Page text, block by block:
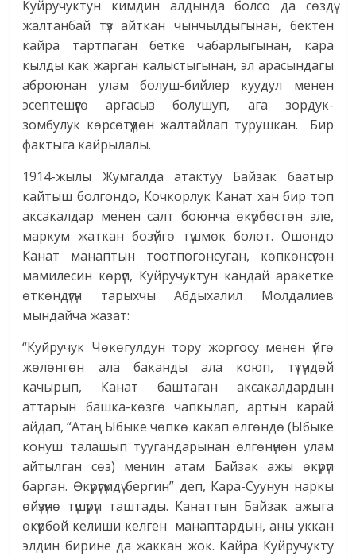
Куйручуктун кимдин алдында болсо да сөздү
жалтанбай түз айткан чынчылдыгынан, бектен
кайра тартпаган бетке чабарлыгынан, кара
кылды как жарган калыстыгынан, эл арасындагы
аброюнан улам болуш-бийлер куудул менен
эсептешүүгө аргасыз болушуп, ага зордук-
зомбулук көрсөтүүдөн жалтайлап турушкан. Бир
фактыга кайрылалы.
1914-жылы Жумгалда атактуу Байзак баатыр
кайтыш болгондо, Кочкорлук Канат хан бир топ
аксакалдар менен салт боюнча өкүрбөстөн эле,
маркум жаткан бозүйгө түшмөк болот. Ошондо
Канат манаптын тоот­погонсуган, көпкөнсүгөн
мамилесин кө­рүп, Куйручуктун кандай аракетке
өткөндү­гүн тарыхчы Абдыхалил Молдалиев
мындайча жазат:
“Куйручук Чөкөгулдун тору жоргосу менен үйгө
жөлөнгөн ала баканды ала коюп, түтүндөй
качырып, Канат баштаган аксакалдардын
аттарын башка-көзгө чапкылап, артын карай
айдап, “Атаң Ыбыке чөпкө какап өлгөндө (Ыбыке
конуш талашып туугандарынан өлгөнүнөн улам
айтылган сөз) менин атам Байзак ажы өкүрүп
барган. Өкүрүгүмдү бергин” деп, Кара-Суунун наркы
өйүзүнө түшүрүп таштады. Канаттын Байзак ажыга
өкүрбөй келиши келген манаптардын, аны уккан
элдин бирине да жаккан жок. Кайра Куйручукту